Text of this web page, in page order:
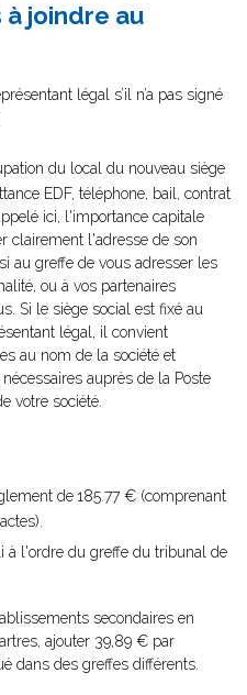
joindre au
légal s’il n’a pas signé
du local du nouveau siège
EDF, téléphone, bail, contrat
ici, l'importance capitale
clairement l'adresse de son
au greffe de vous adresser les
ou à vos partenaires
Si le siège social est fixé au
légal, il convient
au nom de la société et
auprès de la Poste
votre société.
de185.77 € (comprenant
à l'ordre du greffe du tribunal de
secondaires en
ajouter 39,89 € par
dans des greffes différents.